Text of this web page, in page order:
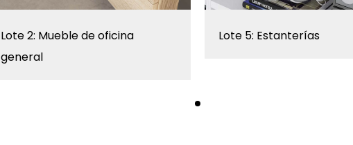
Lote 2: Mueble de oficina
general
Lote 5: Estanterías